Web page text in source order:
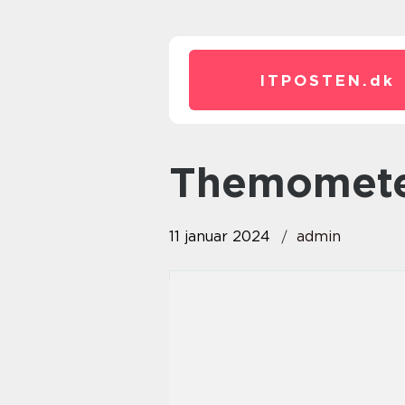
ITPOSTEN. dk
11 januar 2024 admin